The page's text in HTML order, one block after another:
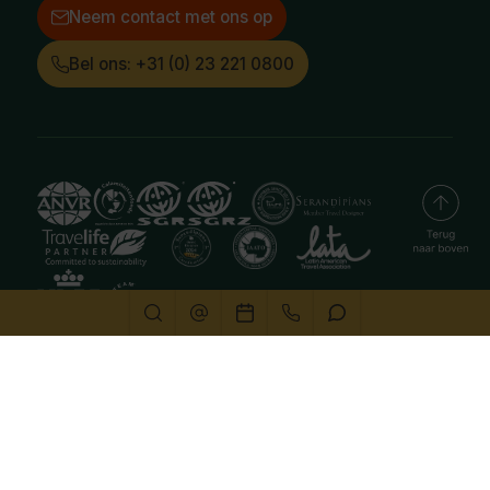
Neem contact met ons op
Bel ons: +31 (0) 23 221 0800